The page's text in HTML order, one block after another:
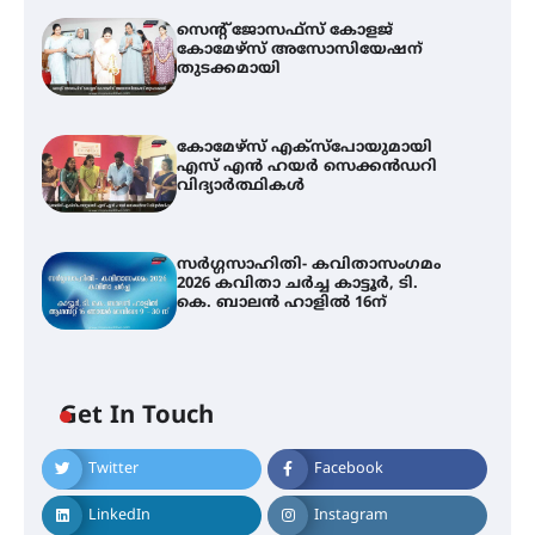
സെന്റ് ജോസഫ്സ് കോളജ്
കോമേഴ്‌സ് അസോസിയേഷന്
തുടക്കമായി
കോമേഴ്സ് എക്സ്പോയുമായി
എസ് എൻ ഹയർ സെക്കൻഡറി
വിദ്യാർത്ഥികൾ
സർഗ്ഗസാഹിതി- കവിതാസംഗമം
2026 കവിതാ ചർച്ച കാട്ടൂർ, ടി.
കെ. ബാലൻ ഹാളിൽ 16ന്
Get In Touch
Twitter Facebook
LinkedIn Instagram